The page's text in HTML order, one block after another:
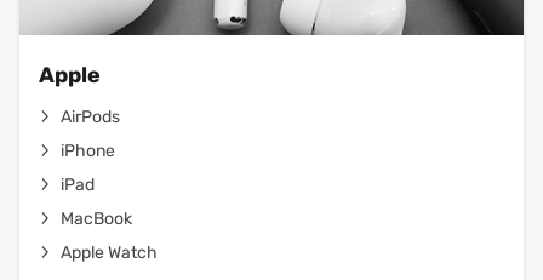
Apple
AirPods
iPhone
iPad
MacBook
Apple Watch